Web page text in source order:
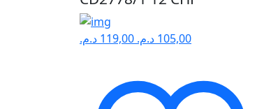
119,00 د.م. 105,00 د.م.